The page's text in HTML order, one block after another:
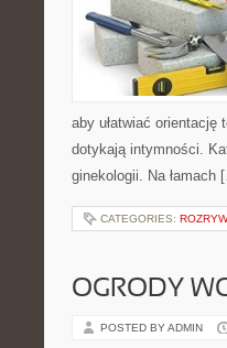
aby ułatwiać orientację
dotykają intymności.
ginekologii. Na łamach
CATEGORIES:
OGRODY
POSTED BY ADMIN